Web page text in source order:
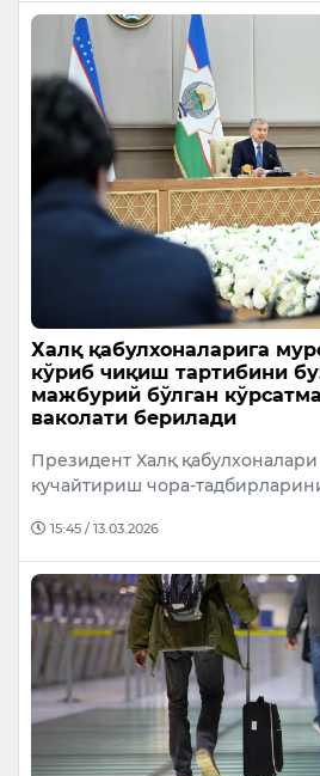
Халқ қабулхоналарига
кўриб чиқиш тартибини
мажбурий бўлган
ваколати берилади
Президент Халқ
кучайтириш чора-
15:45 / 13.03.2026